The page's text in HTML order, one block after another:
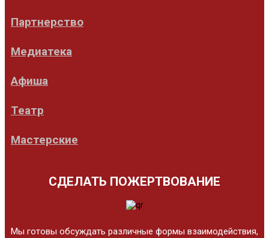
Партнерство
Медиатека
Афиша
Театр
Мастерские
СДЕЛАТЬ ПОЖЕРТВОВАНИЕ
Мы готовы обсуждать различные формы взаимодействия,